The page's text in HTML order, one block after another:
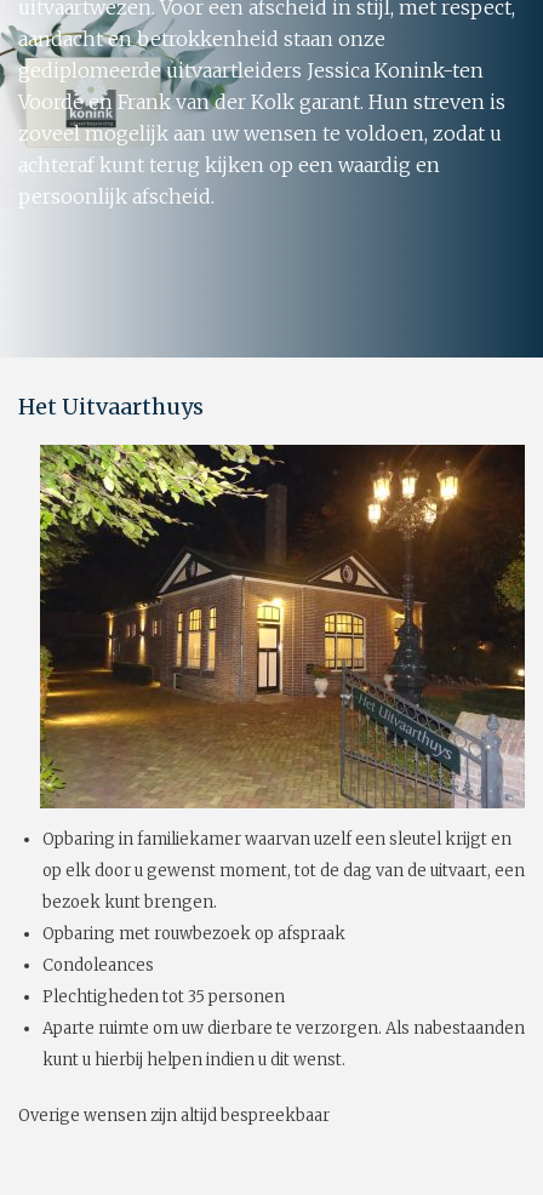
uitvaartwezen. Voor een afscheid in stijl, met respect,
aandacht en betrokkenheid staan onze
gediplomeerde uitvaartleiders Jessica Konink-ten
Voorde en Frank van der Kolk garant. Hun streven is
zoveel mogelijk aan uw wensen te voldoen, zodat u
achteraf kunt terug kijken op een waardig en
persoonlijk afscheid.
Het Uitvaarthuys
Opbaring in familiekamer waarvan uzelf een sleutel krijgt en
op elk door u gewenst moment, tot de dag van de uitvaart, een
bezoek kunt brengen.
Opbaring met rouwbezoek op afspraak
Condoleances
Plechtigheden tot 35 personen
Aparte ruimte om uw dierbare te verzorgen. Als nabestaanden
kunt u hierbij helpen indien u dit wenst.
Overige wensen zijn altijd bespreekbaar